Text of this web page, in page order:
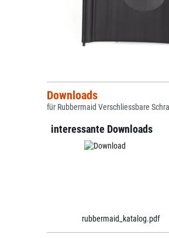
Downloads
für Rubbermaid Verschliessbare
interessante Downloads
rubbermaid_katalog.pdf